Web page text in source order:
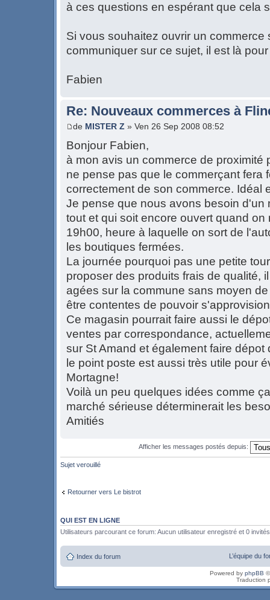
à ces questions en espérant que cela
Si vous souhaitez ouvrir un
communiquer sur ce sujet, il est là
Fabien
Re: Nouveaux commerces à
de MISTER Z » Ven 26 Sep 2008 08:52
Bonjour Fabien,
à mon avis un commerce de proximité
ne pense pas que le commerçant fera
correctement de son commerce. Idéal
Je pense que nous avons besoin d'un
tout et qui soit encore ouvert quand on
19h00, heure à laquelle on sort de
les boutiques fermées.
La journée pourquoi pas une petite
proposer des produits frais de qualité,
agées sur la commune sans moyen
être contentes de pouvoir
Ce magasin pourrait faire aussi le
ventes par correspondance,
sur St Amand et également faire dépot
le point poste est aussi très utile pour
Mortagne!
Voilà un peu quelques idées comme
marché sérieuse déterminerait les
Amitiés
Afficher les messages postés depuis:
Sujet verouillé
Retourner vers Le bistrot
QUI EST EN LIGNE
Utilisateurs parcourant ce forum: Aucun utilisateur enregistré et 0 invités
Index du forum L’équipe du
Powered by phpBB
Traduction